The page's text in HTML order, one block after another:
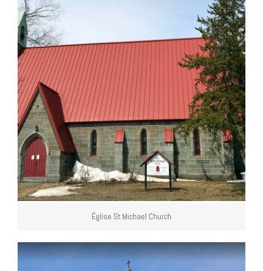
Église St Michael Church